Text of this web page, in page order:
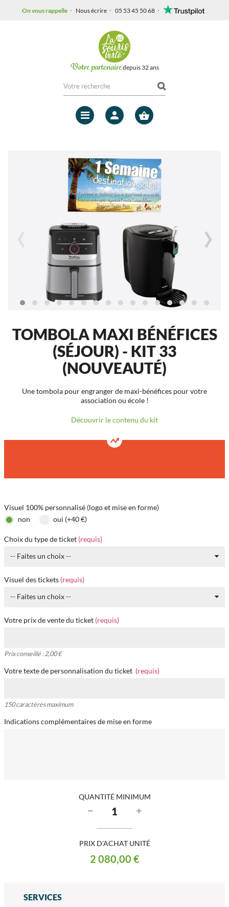
On vous rappelle Nous écrire 05 53 45 50 68
Votre partenairedepuis 32 ans
Mon
›
TOMBOLA MAXI BÉNÉFICES
(SÉJOUR) - KIT 33
(NOUVEAUTÉ)
Une tombola pour engranger de maxi-bénéfices pour votre
association ou école !
Découvrir le contenu du kit
Visuel 100% personnalisé (logo et mise en forme)
non
oui (+40 €)
Choix du type de ticket (requis)
-- Faites un choix --
Visuel des tickets (requis)
-- Faites un choix --
Votre prix de vente du ticket (requis)
Prix conseillé : 2,00 €
Votre texte de personnalisation du ticket (requis)
150 caractères maximum
Indications complémentaires de mise en forme
QUANTITÉ MINIMUM
PRIX D'ACHAT UNITÉ
2 080,00 €
SERVICES